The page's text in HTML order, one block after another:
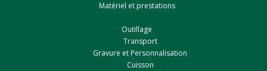
Matériel et prestations
Outillage
Transport
Gravure et Personnalisation
Cuisson